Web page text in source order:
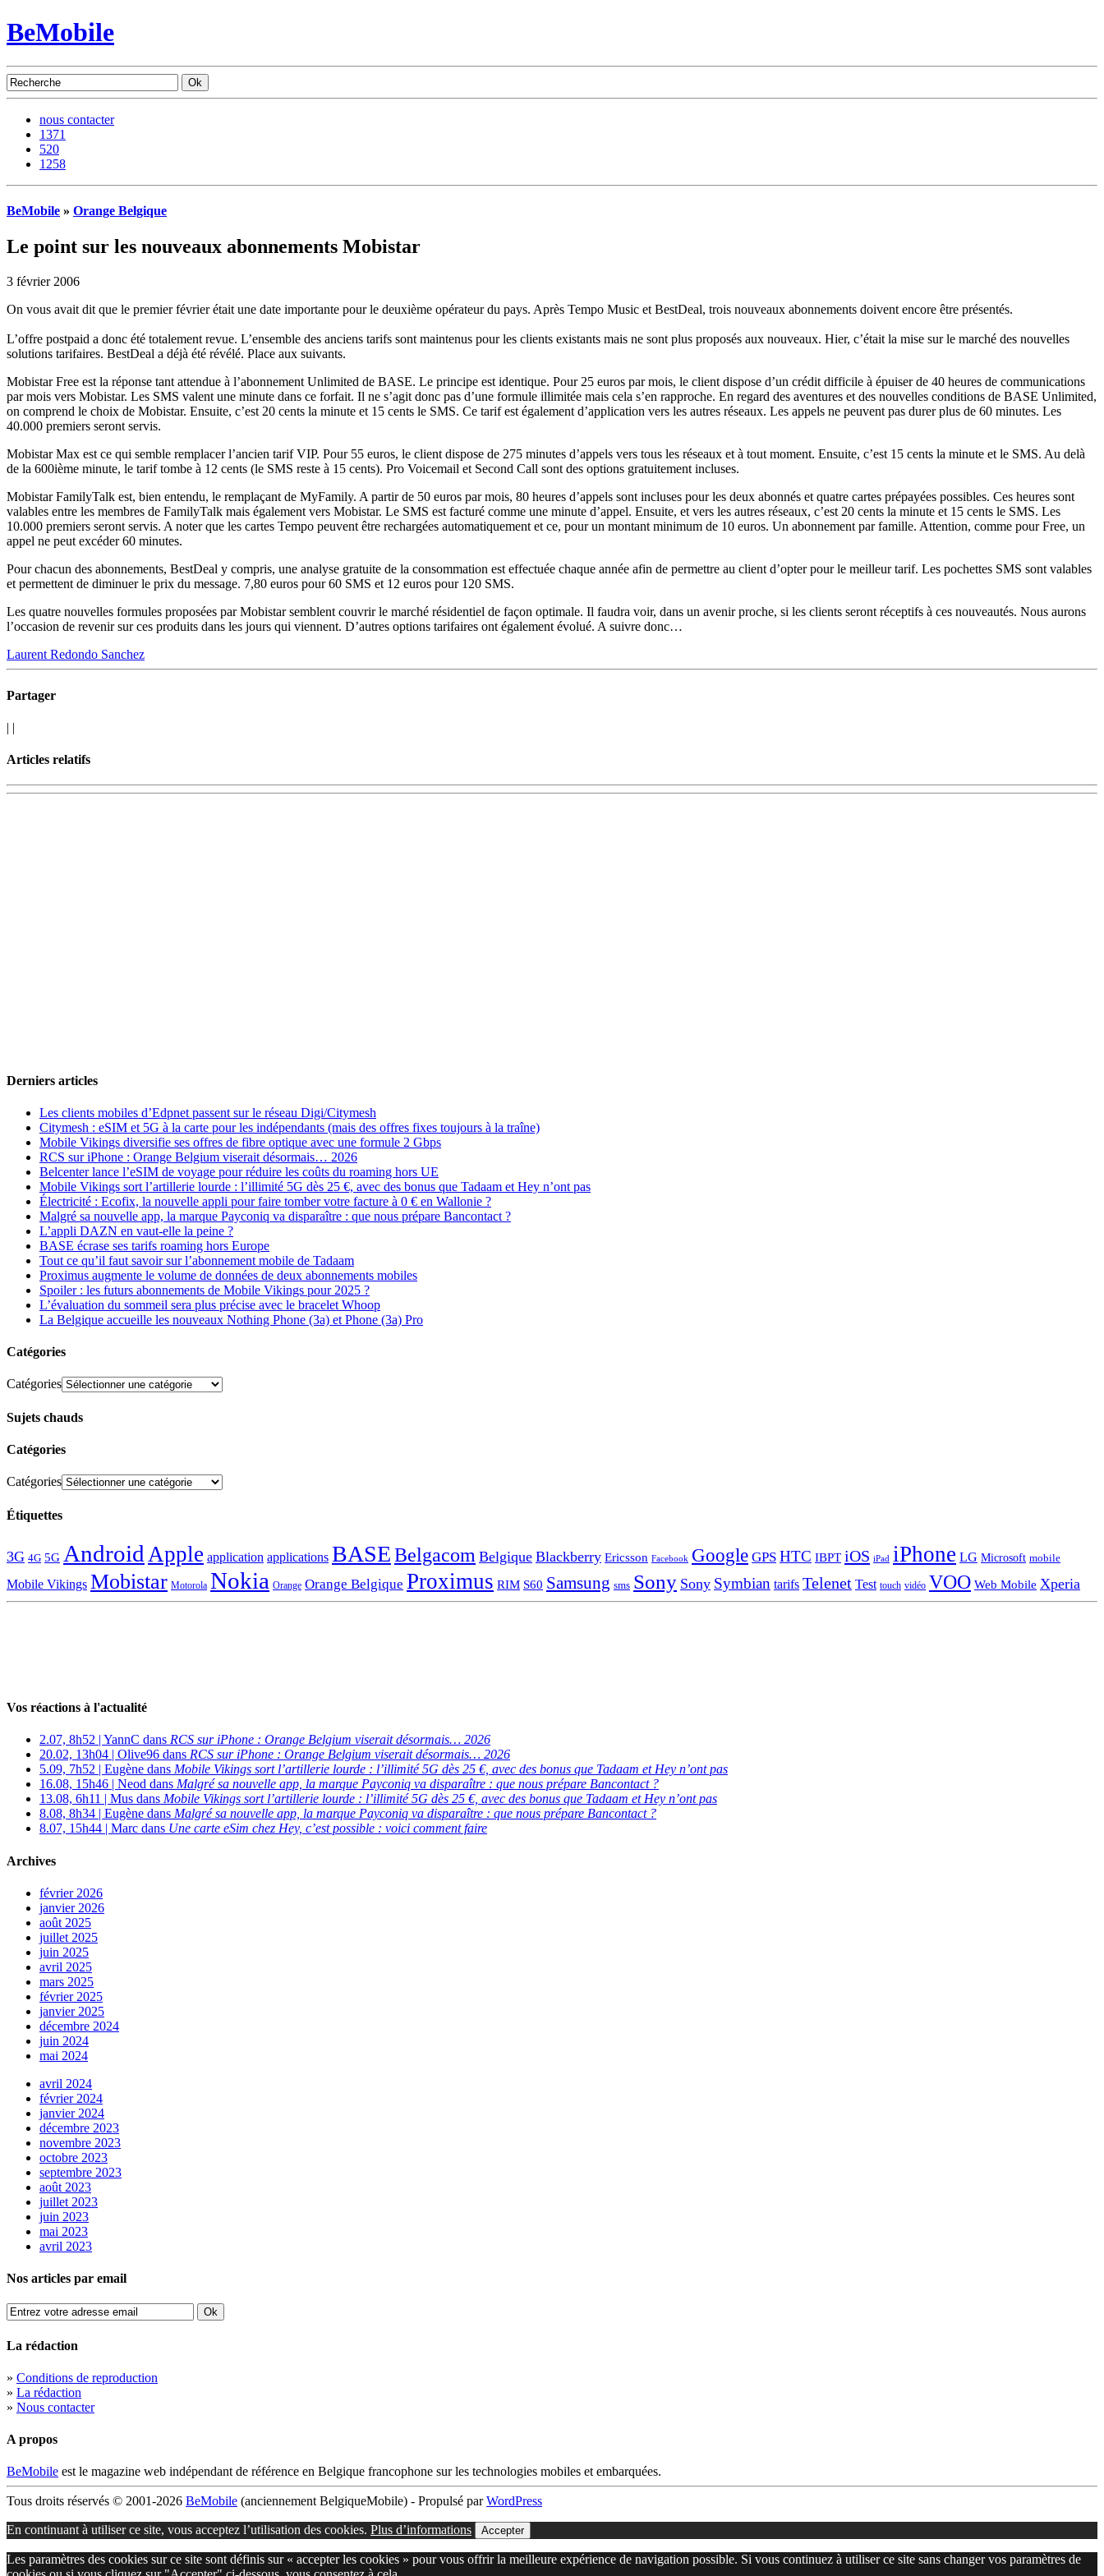
BeMobile
nous contacter
1371
520
1258
BeMobile » Orange Belgique
Le point sur les nouveaux abonnements Mobistar
3 février 2006
On vous avait dit que le premier février était une date importante pour le deuxième opérateur du pays. Après Tempo Music et BestDeal, trois nouveaux abonnements doivent encore être présentés.
L’offre postpaid a donc été totalement revue. L’ensemble des anciens tarifs sont maintenus pour les clients existants mais ne sont plus proposés aux nouveaux. Hier, c’était la mise sur le marché des nouvelles
solutions tarifaires. BestDeal a déjà été révélé. Place aux suivants.
Mobistar Free est la réponse tant attendue à l’abonnement Unlimited de BASE. Le principe est identique. Pour 25 euros par mois, le client dispose d’un crédit difficile à épuiser de 40 heures de communications
par mois vers Mobistar. Les SMS valent une minute dans ce forfait. Il ne s’agit donc pas d’une formule illimitée mais cela s’en rapproche. En regard des aventures et des nouvelles conditions de BASE Unlimited,
on comprend le choix de Mobistar. Ensuite, c’est 20 cents la minute et 15 cents le SMS. Ce tarif est également d’application vers les autres réseaux. Les appels ne peuvent pas durer plus de 60 minutes. Les
40.000 premiers seront servis.
Mobistar Max est ce qui semble remplacer l’ancien tarif VIP. Pour 55 euros, le client dispose de 275 minutes d’appels vers tous les réseaux et à tout moment. Ensuite, c’est 15 cents la minute et le SMS. Au delà
de la 600ième minute, le tarif tombe à 12 cents (le SMS reste à 15 cents). Pro Voicemail et Second Call sont des options gratuitement incluses.
Mobistar FamilyTalk est, bien entendu, le remplaçant de MyFamily. A partir de 50 euros par mois, 80 heures d’appels sont incluses pour les deux abonnés et quatre cartes prépayées possibles. Ces heures sont
valables entre les membres de FamilyTalk mais également vers Mobistar. Le SMS est facturé comme une minute d’appel. Ensuite, et vers les autres réseaux, c’est 20 cents la minute et 15 cents le SMS. Les
10.000 premiers seront servis. A noter que les cartes Tempo peuvent être rechargées automatiquement et ce, pour un montant minimum de 10 euros. Un abonnement par famille. Attention, comme pour Free, un
appel ne peut excéder 60 minutes.
Pour chacun des abonnements, BestDeal y compris, une analyse gratuite de la consommation est effectuée chaque année afin de permettre au client d’opter pour le meilleur tarif. Les pochettes SMS sont valables
et permettent de diminuer le prix du message. 7,80 euros pour 60 SMS et 12 euros pour 120 SMS.
Les quatre nouvelles formules proposées par Mobistar semblent couvrir le marché résidentiel de façon optimale. Il faudra voir, dans un avenir proche, si les clients seront réceptifs à ces nouveautés. Nous aurons
l’occasion de revenir sur ces produits dans les jours qui viennent. D’autres options tarifaires ont également évolué. A suivre donc…
Laurent Redondo Sanchez
Partager
| |
Articles relatifs
Derniers articles
Les clients mobiles d’Edpnet passent sur le réseau Digi/Citymesh
Citymesh : eSIM et 5G à la carte pour les indépendants (mais des offres fixes toujours à la traîne)
Mobile Vikings diversifie ses offres de fibre optique avec une formule 2 Gbps
RCS sur iPhone : Orange Belgium viserait désormais… 2026
Belcenter lance l’eSIM de voyage pour réduire les coûts du roaming hors UE
Mobile Vikings sort l’artillerie lourde : l’illimité 5G dès 25 €, avec des bonus que Tadaam et Hey n’ont pas
Électricité : Ecofix, la nouvelle appli pour faire tomber votre facture à 0 € en Wallonie ?
Malgré sa nouvelle app, la marque Payconiq va disparaître : que nous prépare Bancontact ?
L’appli DAZN en vaut-elle la peine ?
BASE écrase ses tarifs roaming hors Europe
Tout ce qu’il faut savoir sur l’abonnement mobile de Tadaam
Proximus augmente le volume de données de deux abonnements mobiles
Spoiler : les futurs abonnements de Mobile Vikings pour 2025 ?
L’évaluation du sommeil sera plus précise avec le bracelet Whoop
La Belgique accueille les nouveaux Nothing Phone (3a) et Phone (3a) Pro
Catégories
Catégories
Sujets chauds
Catégories
Catégories
Étiquettes
3G 4G 5G Android Apple application applications BASEBelgacom Belgique Blackberry Ericsson Facebook Google GPS HTC IBPT iOS iPad iPhone LG Microsoft mobile
Mobile Vikings Mobistar Motorola Nokia Orange Orange Belgique Proximus RIM S60 Samsung sms Sony Sony Symbian tarifs Telenet Test touch vidéo VOO Web Mobile Xperia
Vos réactions à l'actualité
2.07, 8h52 | YannC dans RCS sur iPhone : Orange Belgium viserait désormais… 2026
20.02, 13h04 | Olive96 dans RCS sur iPhone : Orange Belgium viserait désormais… 2026
5.09, 7h52 | Eugène dans Mobile Vikings sort l’artillerie lourde : l’illimité 5G dès 25 €, avec des bonus que Tadaam et Hey n’ont pas
16.08, 15h46 | Neod dans Malgré sa nouvelle app, la marque Payconiq va disparaître : que nous prépare Bancontact ?
13.08, 6h11 | Mus dans Mobile Vikings sort l’artillerie lourde : l’illimité 5G dès 25 €, avec des bonus que Tadaam et Hey n’ont pas
8.08, 8h34 | Eugène dans Malgré sa nouvelle app, la marque Payconiq va disparaître : que nous prépare Bancontact ?
8.07, 15h44 | Marc dans Une carte eSim chez Hey, c’est possible : voici comment faire
Archives
février 2026
janvier 2026
août 2025
juillet 2025
juin 2025
avril 2025
mars 2025
février 2025
janvier 2025
décembre 2024
juin 2024
mai 2024
avril 2024
février 2024
janvier 2024
décembre 2023
novembre 2023
octobre 2023
septembre 2023
août 2023
juillet 2023
juin 2023
mai 2023
avril 2023
Nos articles par email
La rédaction
» Conditions de reproduction
» La rédaction
» Nous contacter
A propos
BeMobile est le magazine web indépendant de référence en Belgique francophone sur les technologies mobiles et embarquées.
Tous droits réservés © 2001-2026 BeMobile (anciennement BelgiqueMobile) - Propulsé parWordPress
En continuant à utiliser ce site, vous acceptez l’utilisation des cookies. Plus d’informations Accepter
Les paramètres des cookies sur ce site sont définis sur « accepter les cookies » pour vous offrir la meilleure expérience de navigation possible. Si vous continuez à utiliser ce site sans changer vos paramètres de